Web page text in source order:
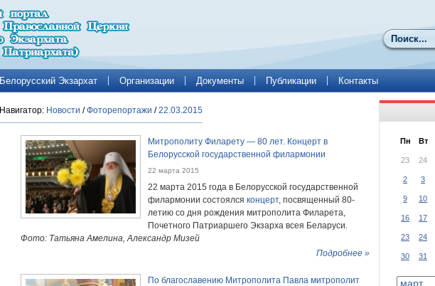
Поиск
Белорусский Экзархат Организации Документы Публикации Контакты
Навигатор: Новости /Фоторепортажи /22.03.2015
Митрополиту Филарету — 80 лет. Концерт в
Белорусской государственной филармонии
22 марта 2015
22 марта 2015 года в Белорусской государственной
филармонии состоялся концерт, посвященный 80-
летию со дня рождения митрополита Филарета,
Почетного Патриаршего Экзарха всея Беларуси.
Фото: Татьяна Амелина, Александр Мизей
Подробнее »
По благославению Митрополита Павла митрополит
Пн Вт
23 24
2 3
9 10
16 17
23 24
30 31